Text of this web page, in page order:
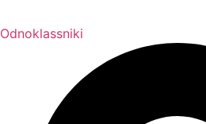
Odnoklassniki